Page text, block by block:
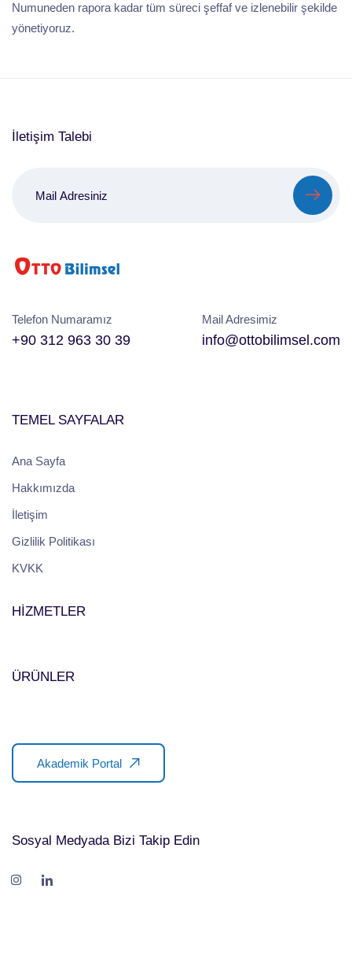
30 39
Numuneden rapora kadar tüm süreci şeffaf ve izlenebilir şekilde
yönetiyoruz.
İletişim Talebi
Telefon Numaramız
+90 312 963 30 39
Mail Adresimiz
info@ottobilimsel.com
TEMEL SAYFALAR
Ana Sayfa
Hakkımızda
İletişim
Gizlilik Politikası
KVKK
HİZMETLER
ÜRÜNLER
Akademik Portal
Sosyal Medyada Bizi Takip Edin